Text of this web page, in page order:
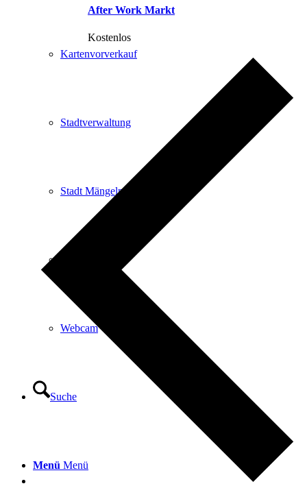
Kartenvorverkauf
Stadtverwaltung
Stadt Mängelmelder
Webcam
Suche
Menü Menü
After Work Markt
Kostenlos